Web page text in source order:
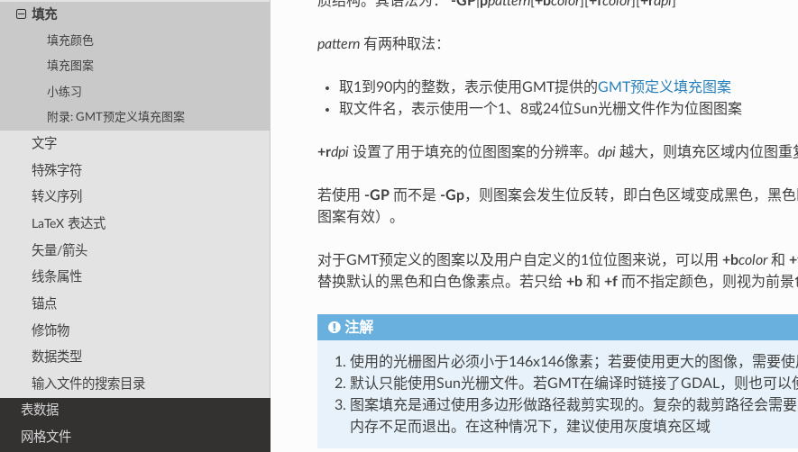
填充
填充颜色
填充图案
小练习
附录: GMT预定义填充图案
文字
特殊字符
转义序列
LaTeX 表达式
矢量/箭头
线条属性
锚点
修饰物
数据类型
输入文件的搜索目录
表数据
网格文件
pattern有两种取法：
取1到90内的整数，表示使用GMT提供的GMT预定义填充图案
取文件名，表示使用一个1、8或24位Sun光栅文件作为位图图案
+rdpi设置了用于填充的位图图案的分辨率。 dpi越大，则填充区域内位图重
若使用 -GP而不是 -Gp，则图案会发生位反转，即白色区域变成黑色，黑
图案有效）。
对于GMT预定义的图案以及用户自定义的1位位图来说，可以用 +bcolor和
替换默认的黑色和白色像素点。若只给 +b和 +f而不指定颜色，则视为前景
注解
使用的光栅图片必须小于146x146像素；若要使用更大的图像，需要使
默认只能使用Sun光栅文件。若GMT在编译时链接了GDAL，则也可
图案填充是通过使用多边形做路径裁剪实现的。复杂的裁剪路径会需
内存不足而退出。在这种情况下，建议使用灰度填充区域